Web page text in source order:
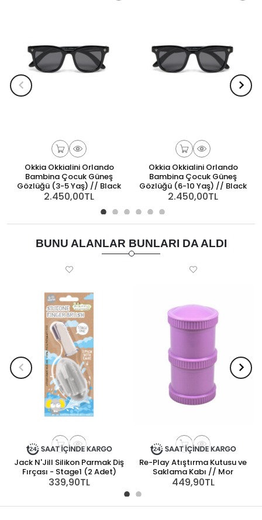
Okkia Okkialini Orlando
Bambina Çocuk Güneş
Gözlüğü (3-5 Yaş) // Black
2.450,00TL
Okkia Okkialini Orlando
Bambina Çocuk Güneş
Gözlüğü (6-10 Yaş) // Black
2.450,00TL
BUNU ALANLAR BUNLARI DA ALDI
Jack N'Jill Silikon Parmak Diş
Fırçası - Stage1 (2 Adet)
339,90TL
Re-Play Atıştırma Kutusu ve
Saklama Kabı // Mor
449,90TL